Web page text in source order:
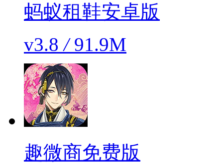
蚂蚁租鞋安卓版
v3.8/91.9M
趣微商免费版